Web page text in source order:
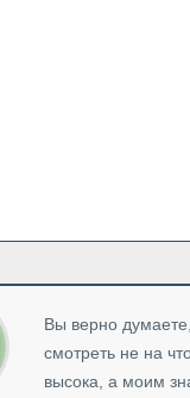
Вы верно
смотреть не на
высока, а моим